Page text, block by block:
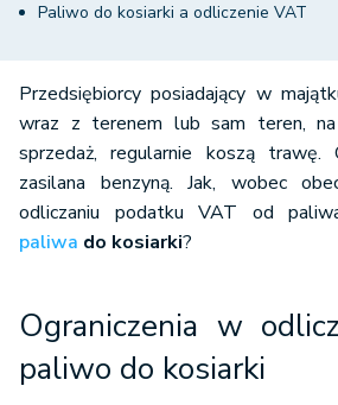
Paliwo do kosiarki a odliczenie VAT
Przedsiębiorcy posiadający w
wraz z terenem lub sam teren, na
sprzedaż, regularnie koszą trawę.
zasilana benzyną. Jak, wobec
odliczaniu podatku VAT od
paliwa do kosiarki?
Ograniczenia w
paliwo do kosiarki